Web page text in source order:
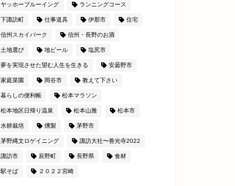
ヤッホーブルーイング ランニングコース
下諏訪町 仕事道具 伊那市 住宅
信州スカイパーク 信州・長野のお酒
土地選び 地ビール 塩尻市
夢を実現させた望む人生を生きる 安曇野市
家庭菜園 岡谷市 教えて下さい
暮らしの便利帳 松本マラソン
松本地区日帰り温泉 松本山雅 松本市
水耕栽培 燻製 茅野市
茅野縄文ロゲイニング 諏訪大社〜善光寺2022
諏訪市 辰野町 長野県 食材
駅そば ２０２２宮崎